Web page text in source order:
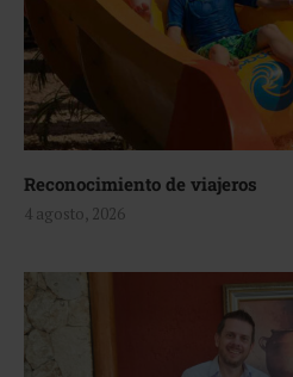
Reconocimiento de viajeros
4 agosto, 2026